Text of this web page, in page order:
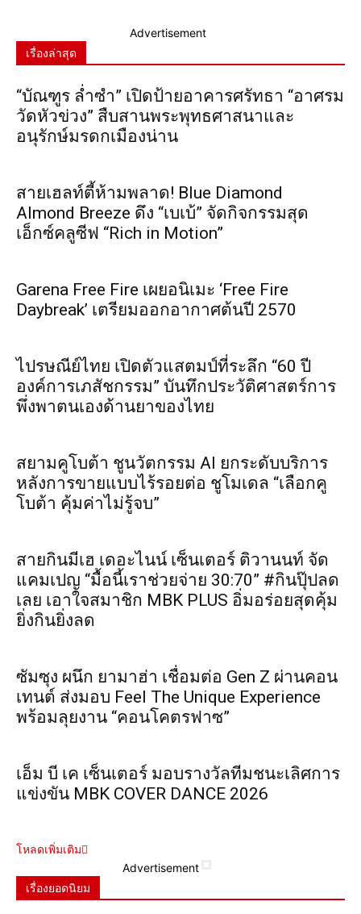
Advertisement
เรื่องล่าสุด
“บัณฑูร ล่ำซำ” เปิดป้ายอาคารศรัทธา “อาศรม
วัดหัวข่วง” สืบสานพระพุทธศาสนาและ
อนุรักษ์มรดกเมืองน่าน
สายเฮลท์ตี้ห้ามพลาด! Blue Diamond
Almond Breeze ดึง “เบเบ้” จัดกิจกรรมสุด
เอ็กซ์คลูซีฟ “Rich in Motion”
Garena Free Fire เผยอนิเมะ ‘Free Fire
Daybreak’ เตรียมออกอากาศต้นปี 2570
ไปรษณีย์ไทย เปิดตัวแสตมป์ที่ระลึก “60 ปี
องค์การเภสัชกรรม” บันทึกประวัติศาสตร์การ
พึ่งพาตนเองด้านยาของไทย
สยามคูโบต้า ชูนวัตกรรม AI ยกระดับบริการ
หลังการขายแบบไร้รอยต่อ ชูโมเดล “เลือกคู
โบต้า คุ้มค่าไม่รู้จบ”
สายกินมีเฮ เดอะไนน์ เซ็นเตอร์ ติวานนท์ จัด
แคมเปญ “มื้อนี้เราช่วยจ่าย 30:70” #กินปุ๊ปลด
เลย เอาใจสมาชิก MBK PLUS อิ่มอร่อยสุดคุ้ม
ยิ่งกินยิ่งลด
ซัมซุง ผนึก ยามาฮ่า เชื่อมต่อ Gen Z ผ่านคอน
เทนต์ ส่งมอบ Feel The Unique Experience
พร้อมลุยงาน “คอนโคตรฟาซ”
เอ็ม บี เค เซ็นเตอร์ มอบรางวัลทีมชนะเลิศการ
แข่งขัน MBK COVER DANCE 2026
โหลดเพิ่มเติม
Advertisement
เรื่องยอดนิยม